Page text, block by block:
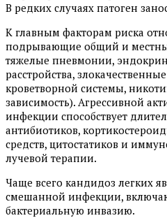
В редких случаях патоген
К главным факторам риска
подрывающие общий и
тяжелые пневмонии,
расстройства,
кроветворной системы,
зависимость). Агрессивной
инфекции способствует
антибиотиков,
средств, цитостатиков и
лучевой терапии.
Чаще всего кандидоз легких
смешанной инфекции,
бактериальную инвазию.